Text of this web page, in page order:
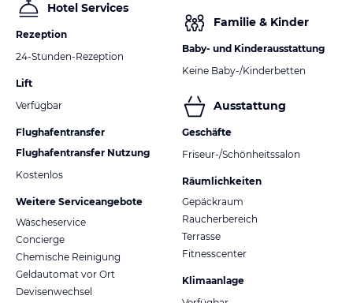
Hotel Services
Rezeption
24-Stunden-Rezeption
Lift
Verfügbar
Flughafentransfer
Flughafentransfer Nutzung
Kostenlos
Weitere Serviceangebote
Wäscheservice
Concierge
Chemische Reinigung
Geldautomat vor Ort
Devisenwechsel
Familie & Kinder
Baby- und Kinderausstattung
Keine Baby-/Kinderbetten
Ausstattung
Geschäfte
Friseur-/Schönheitssalon
Räumlichkeiten
Gepäckraum
Raucherbereich
Terrasse
Fitnesscenter
Klimaanlage